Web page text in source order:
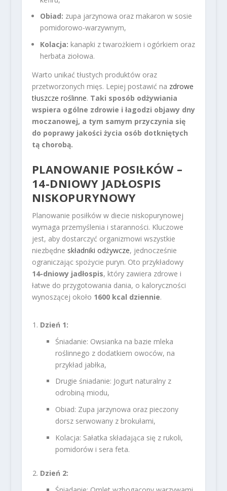
Obiad: zupa jarzynowa oraz makaron w sosie
pomidorowo-warzywnym,
Kolacja: kanapki z twarożkiem i ogórkiem oraz
herbata ziołowa.
Warto unikać tłustych produktów oraz
przetworzonych mięs. Lepiej postawić na zdrowe
tłuszcze roślinne. Taki sposób odżywiania
wspiera ogólne zdrowie i łagodzi objawy dny
moczanowej, a tym samym przyczynia się
do poprawy jakości życia osób dotkniętych
tą chorobą.
PLANOWANIE POSIŁKÓW –
14-DNIOWY JADŁOSPIS
NISKOPURYNOWY
Planowanie posiłków w diecie niskopurynowej
wymaga przemyślenia i staranności. Kluczowe
jest, aby dostarczyć organizmowi wszystkie
niezbędne składniki odżywcze, jednocześnie
ograniczając spożycie puryn. Oto przykładowy
14-dniowy jadłospis, który zawiera zdrowe i
łatwe do przygotowania dania, o kaloryczności
wynoszącej około 1600 kcal dziennie.
Dzień 1:
Śniadanie: Owsianka na bazie mleka
roślinnego z dodatkiem owoców, na
przykład jabłka,
Drugie śniadanie: Jogurt naturalny z
odrobiną miodu,
Obiad: Zupa jarzynowa oraz pieczony
dorsz serwowany z brokułami,
Kolacja: Sałatka składająca się z rukoli,
pomidorów i sera feta.
Dzień 2: